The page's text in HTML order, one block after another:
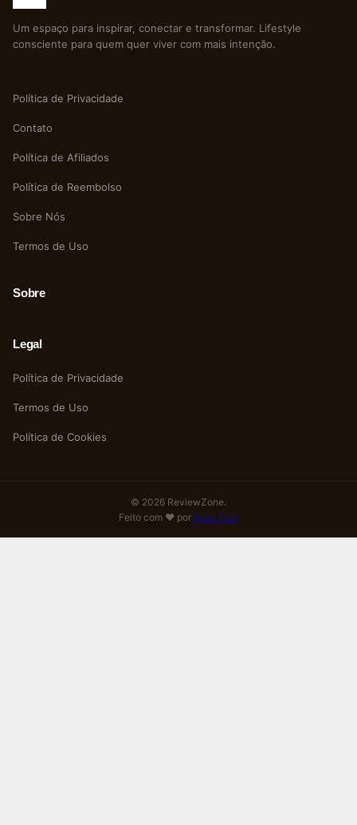
Um espaço para inspirar, conectar e transformar. Lifestyle
consciente para quem quer viver com mais intenção.
Política de Privacidade
Contato
Política de Afiliados
Política de Reembolso
Sobre Nós
Termos de Uso
Sobre
Legal
Política de Privacidade
Termos de Uso
Política de Cookies
© 2026 ReviewZone.
Feito com ❤️ por Rede Fast